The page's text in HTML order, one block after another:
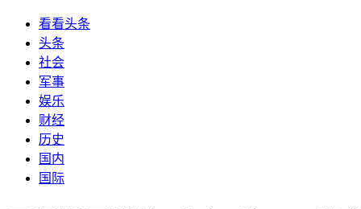
看看头条
头条
社会
军事
娱乐
财经
历史
国内
国际